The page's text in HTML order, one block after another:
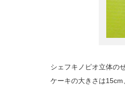
シェフキノピオ立体の
ケーキの大きさは15cm